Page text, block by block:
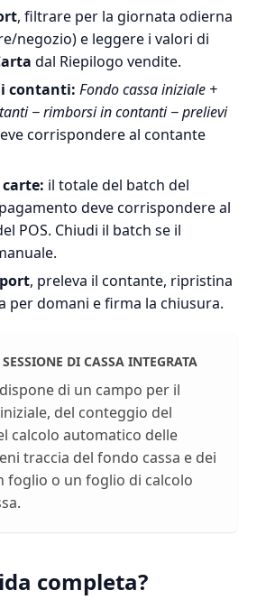
, filtrare per la giornata odierna
negozio) e leggere i valori di
dal Riepilogo vendite.
contanti: Fondo cassa iniziale +
− rimborsi in contanti − prelievi
corrispondere al contante
il totale del batch del
deve corrispondere al
POS. Chiudi il batch se il
, preleva il contante, ripristina
per domani e firma la chiusura.
DI CASSA INTEGRATA
di un campo per il
del conteggio del
calcolo automatico delle
traccia del fondo cassa e dei
foglio o un foglio di calcolo
completa?